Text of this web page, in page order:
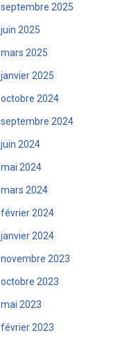
septembre 2025
juin 2025
mars 2025
janvier 2025
octobre 2024
septembre 2024
juin 2024
mai 2024
mars 2024
février 2024
janvier 2024
novembre 2023
octobre 2023
mai 2023
février 2023